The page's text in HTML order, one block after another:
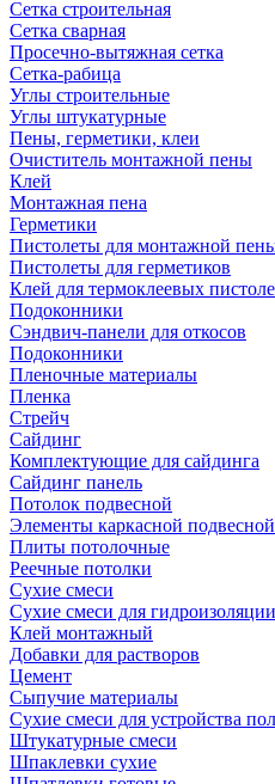
Сетка строительная
Сетка сварная
Просечно-вытяжная сетка
Сетка-рабица
Углы строительные
Углы штукатурные
Пены, герметики, клеи
Очиститель монтажной пены
Клей
Монтажная пена
Герметики
Пистолеты для монтажной
Пистолеты для герметиков
Клей для термоклеевых
Подоконники
Сэндвич-панели для откосов
Подоконники
Пленочные материалы
Пленка
Стрейч
Сайдинг
Комплектующие для сайдинга
Сайдинг панель
Потолок подвесной
Элементы каркасной
Плиты потолочные
Реечные потолки
Сухие смеси
Сухие смеси для гидроизоляции
Клей монтажный
Добавки для растворов
Цемент
Сыпучие материалы
Сухие смеси для устройства
Штукатурные смеси
Шпаклевки сухие